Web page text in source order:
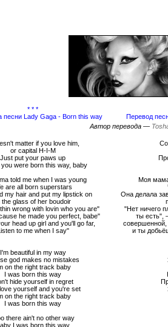
* * *
песни Lady Gaga - Born this way
Перевод
Автор перевода —
matter if you love him,
or capital H-I-M
Just put your paws up
were born this way, baby
told me when I was young
are all born superstars
my hair and put my lipstick on
the glass of her boudoir
wrong with lovin who you are"
he made you perfect, babe"
head up girl and you'll go far,
to me when I say"
I'm beautiful in my way
god makes no mistakes
on the right track baby
I was born this way
hide yourself in regret
yourself and you're set
on the right track baby
I was born this way
there ain't no other way
I was born this way
Моя мама
Она делала
"Нет ничего
ты есть",
совершенной,
и ты